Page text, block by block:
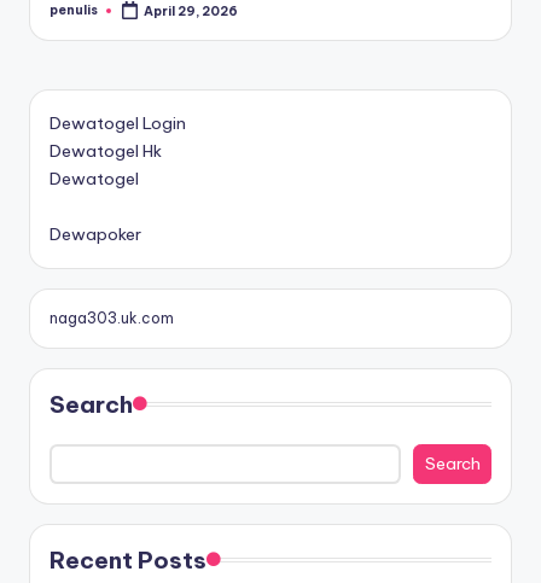
Posted
penulis April 29, 2026
Dewatogel Login
Dewatogel Hk
Dewatogel
o
u
s
D
e
p
s
i
e
Dewapoker
naga303.uk.com
Search
Search
Recent Posts